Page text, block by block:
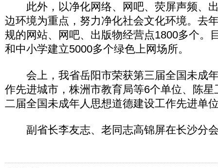
此外，以净化网络、网吧、荧屏声频、
边环境为重点，努力净化社会文化环境。去
规的网站、网吧、出版物经营点1800多个。
和中小学建立5000多个绿色上网场所。
会上，我省岳阳市荣获第三届全国未成
作先进城市，株洲市教育局等6个单位、陈
二届全国未成年人思想道德建设工作先进单
副省长李友志、老同志高锦屏在长沙分